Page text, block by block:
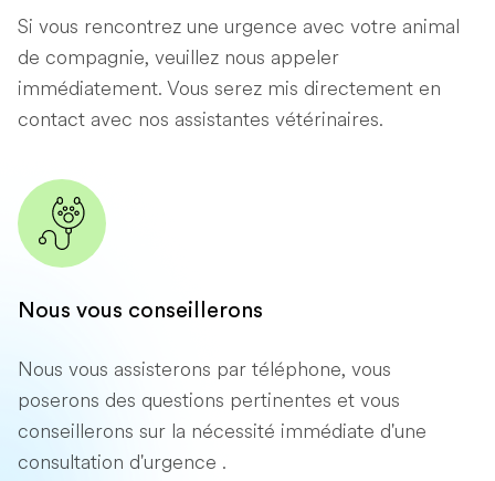
Si vous rencontrez une urgence avec votre animal
de compagnie, veuillez nous appeler
immédiatement. Vous serez mis directement en
contact avec nos assistantes vétérinaires.
Nous vous conseillerons
Nous vous assisterons par téléphone, vous
poserons des questions pertinentes et vous
conseillerons sur la nécessité immédiate d'une
consultation d'urgence .